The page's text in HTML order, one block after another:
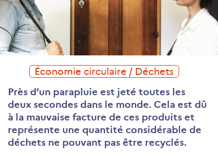
Économie circulaire / Déchets
Près d’un parapluie est jeté toutes les
deux secondes dans le monde. Cela est dû
à la mauvaise facture de ces produits et
représente une quantité considérable de
déchets ne pouvant pas être recyclés.